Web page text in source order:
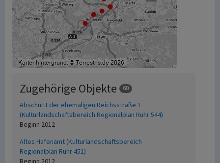
Zugehörige Objekte 60
Abschnitt der ehemaligen Reichsstraße 1
(Kulturlandschaftsbereich Regionalplan Ruhr 544)
Beginn 2012
Altes Hafenamt (Kulturlandschaftsbereich
Regionalplan Ruhr 451)